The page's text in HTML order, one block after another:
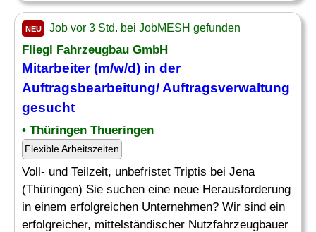
NEU Job vor 3 Std. bei JobMESH gefunden
Fliegl Fahrzeugbau GmbH
Mitarbeiter (m/w/d) in der
Auftragsbearbeitung/ Auftragsverwaltung
gesucht
• Thüringen Thueringen
Flexible Arbeitszeiten
Voll- und Teilzeit, unbefristet Triptis bei Jena
(Thüringen) Sie suchen eine neue Herausforderung
in einem erfolgreichen Unternehmen? Wir sind ein
erfolgreicher, mittelständischer Nutzfahrzeugbauer